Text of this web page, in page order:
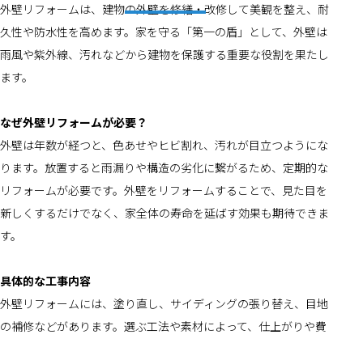
外壁リフォームは、建物の外壁を修繕・改修して美観を整え、耐
久性や防水性を高めます。家を守る「第一の盾」として、外壁は
雨風や紫外線、汚れなどから建物を保護する重要な役割を果たし
ます。
なぜ外壁リフォームが必要？
外壁は年数が経つと、色あせやヒビ割れ、汚れが目立つようにな
ります。放置すると雨漏りや構造の劣化に繋がるため、定期的な
リフォームが必要です。外壁をリフォームすることで、見た目を
新しくするだけでなく、家全体の寿命を延ばす効果も期待できま
す。
具体的な工事内容
外壁リフォームには、塗り直し、サイディングの張り替え、目地
の補修などがあります。選ぶ工法や素材によって、仕上がりや費